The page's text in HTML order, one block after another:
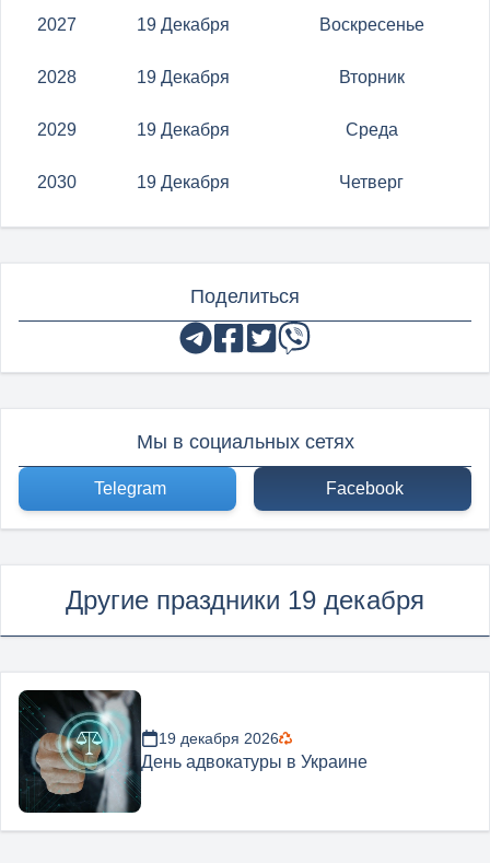
2027 19 Декабря Воскресенье
2028 19 Декабря Вторник
2029 19 Декабря Среда
2030 19 Декабря Четверг
Поделиться
Мы в социальных сетях
Telegram Facebook
Другие праздники 19 декабря
19 декабря 2026
День адвокатуры в Украине